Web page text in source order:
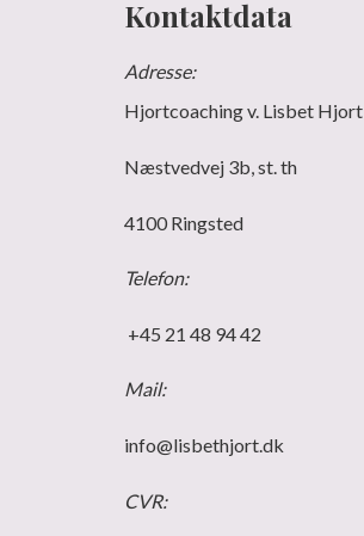
Kontaktdata
Adresse:
Hjortcoaching v. Lisbet Hjort
Næstvedvej 3b, st. th
4100 Ringsted
Telefon:
+45 21 48 94 42
Mail:
info@lisbethjort.dk
CVR: